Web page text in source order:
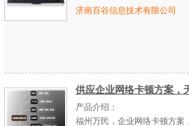
济南百谷信息技术有限公司
供应企业网络卡顿方案，
产品介绍：
福州万民，企业网络卡顿方